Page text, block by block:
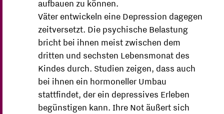
aufbauen zu können.
Väter entwickeln eine Depression dagegen
zeitversetzt. Die psychische Belastung
bricht bei ihnen meist zwischen dem
dritten und sechsten Lebensmonat des
Kindes durch. Studien zeigen, dass auch
bei ihnen ein hormoneller Umbau
stattfindet, der ein depressives Erleben
begünstigen kann. Ihre Not äußert sich